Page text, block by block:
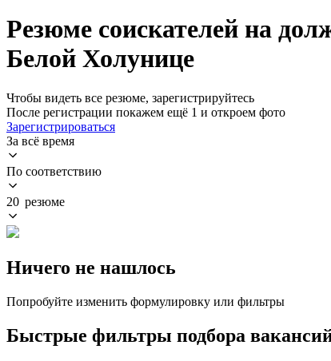
Резюме соискателей на
Белой Холунице
Чтобы видеть все резюме, зарегистрируйтесь
После регистрации покажем ещё 1 и откроем фото
Зарегистрироваться
За всё время
По соответствию
20 резюме
Ничего не нашлось
Попробуйте изменить формулировку или фильтры
Быстрые фильтры подбора